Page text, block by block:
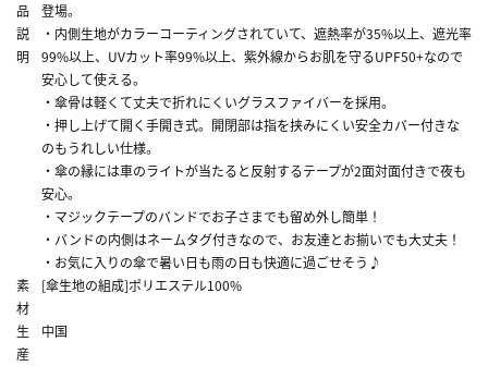
品
説
明
登場。
・内側生地がカラーコーティングされていて、遮熱率が35%以上、遮光率
99%以上、UVカット率99%以上、紫外線からお肌を守るUPF50+なので
安心して使える。
・傘骨は軽くて丈夫で折れにくいグラスファイバーを採用。
・押し上げて開く手開き式。開閉部は指を挟みにくい安全カバー付きな
のもうれしい仕様。
・傘の縁には車のライトが当たると反射するテープが2面対面付きで夜も
安心。
・マジックテープのバンドでお子さまでも留め外し簡単！
・バンドの内側はネームタグ付きなので、お友達とお揃いでも大丈夫！
・お気に入りの傘で暑い日も雨の日も快適に過ごせそう♪
素
材
[傘生地の組成]ポリエステル100%
生
産
中国